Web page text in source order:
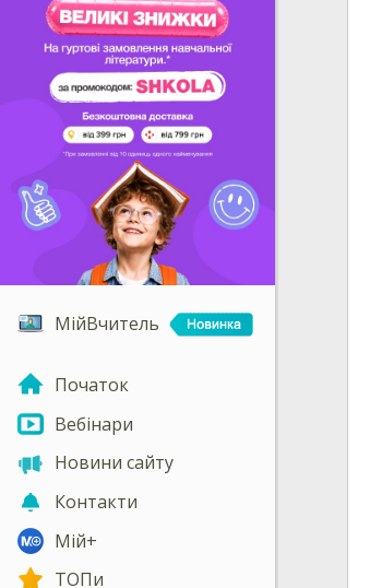
МійВчитель
Початок
Вебінари
Новини сайту
Контакти
Мій+
ТОПи